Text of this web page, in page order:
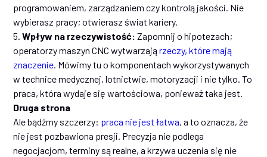
programowaniem, zarządzaniem czy kontrolą jakości. Nie
wybierasz pracy; otwierasz świat kariery.
5.Wpływ na rzeczywistość: Zapomnij o hipotezach;
operatorzy maszyn CNC wytwarzająrzeczy, które mają
znaczenie. Mówimy tu o komponentach wykorzystywanych
w technice medycznej, lotnictwie, motoryzacji i nie tylko. To
praca, która wydaje się wartościowa, ponieważ taka jest.
Druga strona
Ale bądźmy szczerzy: praca nie jest łatwa, a to oznacza, że
nie jest pozbawiona presji. Precyzja nie podlega
negocjacjom, terminy są realne, a krzywa uczenia się nie